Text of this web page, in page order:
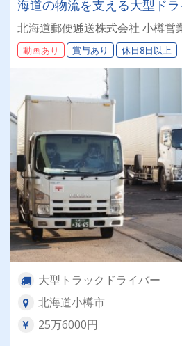
海道の物流を支える大型ド
迎◎残業月平均8～9時間◎賞
績：計4.05ヶ月分）◎カゴ台
北海道郵便逓送株式会社 小樽営
動画あり 賞与あり 休日8日以上
大型トラックドライバー
北海道小樽市
25万6000円